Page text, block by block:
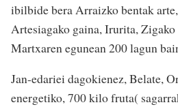
ibilbide bera Arraizko bentak
Artesiagako gaina, Irurita,
Martxaren egunean 200 lagun
Jan-edariei dagokienez, Belate,
energetiko, 700 kilo fruta(